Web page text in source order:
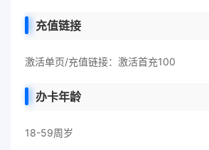
充值链接
激活单页/充值链接：激活首充100
办卡年龄
18-59周岁